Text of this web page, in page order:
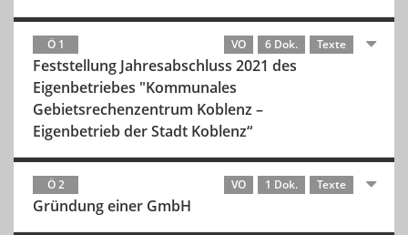
Ö 1 VO 6 Dok. Texte
Feststellung Jahresabschluss 2021 des
Eigenbetriebes "Kommunales
Gebietsrechenzentrum Koblenz –
Eigenbetrieb der Stadt Koblenz“
Ö 2 VO 1 Dok. Texte
Gründung einer GmbH